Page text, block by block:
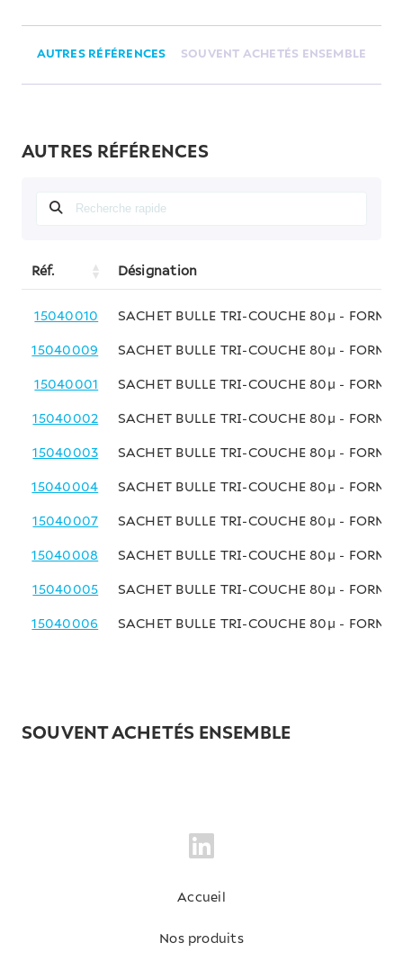
AUTRES RÉFÉRENCES SOUVENT ACHETÉS ENSEMBLE
AUTRES RÉFÉRENCES
Réf. Désignation
15040010 SACHET BULLE TRI-COUCHE 80µ -
15040009 SACHET BULLE TRI-COUCHE 80µ -
15040001 SACHET BULLE TRI-COUCHE 80µ -
15040002 SACHET BULLE TRI-COUCHE 80µ -
15040003 SACHET BULLE TRI-COUCHE 80µ -
15040004 SACHET BULLE TRI-COUCHE 80µ -
15040007 SACHET BULLE TRI-COUCHE 80µ -
15040008 SACHET BULLE TRI-COUCHE 80µ -
15040005 SACHET BULLE TRI-COUCHE 80µ -
15040006 SACHET BULLE TRI-COUCHE 80µ -
SOUVENT ACHETÉS ENSEMBLE
Accueil
Nos produits